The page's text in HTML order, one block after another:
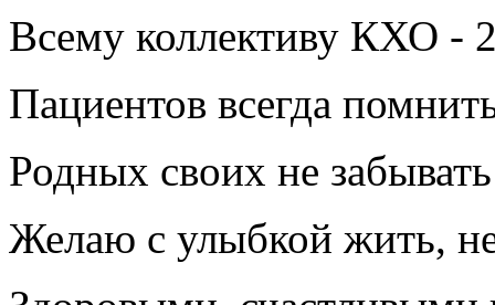
Всему коллективу КХО -
Пациентов всегда
Родных своих не забывать
Желаю с улыбкой жить,